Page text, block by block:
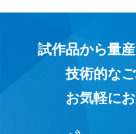
試作品から量
技術的な
お気軽に